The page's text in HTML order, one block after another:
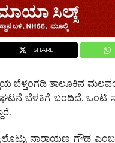
SHARE
ಬೆಳ್ತಂಗಡಿ ತಾಲೂಕಿನ
ಬೆಳಕಿಗೆ ಬಂದಿದೆ. ಒಂಟಿ
ನಾರಾಯಣ ಗೌಡ